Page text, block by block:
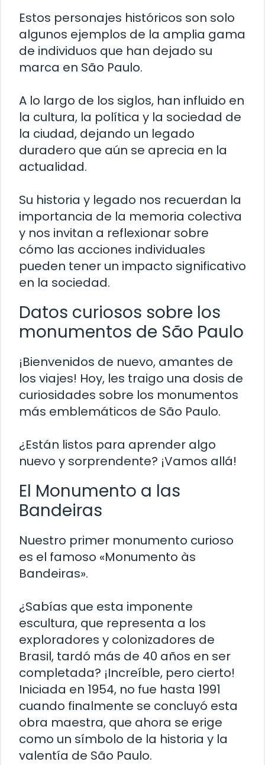
Estos personajes históricos son solo
algunos ejemplos de la amplia gama
de individuos que han dejado su
marca en São Paulo.
A lo largo de los siglos, han influido en
la cultura, la política y la sociedad de
la ciudad, dejando un legado
duradero que aún se aprecia en la
actualidad.
Su historia y legado nos recuerdan la
importancia de la memoria colectiva
y nos invitan a reflexionar sobre
cómo las acciones individuales
pueden tener un impacto significativo
en la sociedad.
Datos curiosos sobre los
monumentos de São Paulo
¡Bienvenidos de nuevo, amantes de
los viajes! Hoy, les traigo una dosis de
curiosidades sobre los monumentos
más emblemáticos de São Paulo.
¿Están listos para aprender algo
nuevo y sorprendente? ¡Vamos allá!
El Monumento a las
Bandeiras
Nuestro primer monumento curioso
es el famoso «Monumento às
Bandeiras».
¿Sabías que esta imponente
escultura, que representa a los
exploradores y colonizadores de
Brasil, tardó más de 40 años en ser
completada? ¡Increíble, pero cierto!
Iniciada en 1954, no fue hasta 1991
cuando finalmente se concluyó esta
obra maestra, que ahora se erige
como un símbolo de la historia y la
valentía de São Paulo.